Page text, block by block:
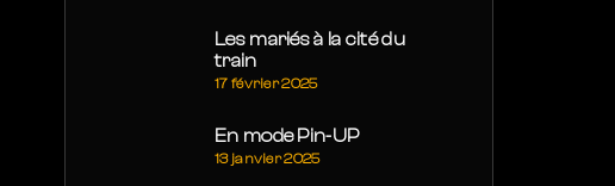
Les mariés à la cité du
train
17 février 2025
En mode Pin-UP
13 janvier 2025